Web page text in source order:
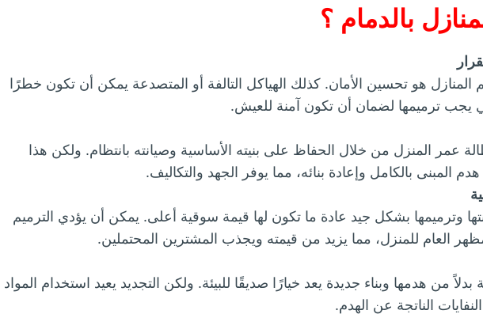
بالدمام ؟
المنازل هو تحسين الأمان. كذلك الهياكل التالفة أو المتصدعة يمكن أن تكون خطرًا
يجب ترميمها لضمان أن تكون آمنة للعيش.
عمر المنزل من خلال الحفاظ على بنيته الأساسية وصيانته بانتظام. ولكن هذا
المبنى بالكامل وإعادة بنائه، مما يوفر الجهد والتكاليف.
وترميمها بشكل جيد عادة ما تكون لها قيمة سوقية أعلى. يمكن أن يؤدي الترميم
العام للمنزل، مما يزيد من قيمته ويجذب المشترين المحتملين.
بدلاً من هدمها وبناء جديدة يعد خيارًا صديقًا للبيئة. ولكن التجديد يعيد استخدام المواد
الناتجة عن الهدم.